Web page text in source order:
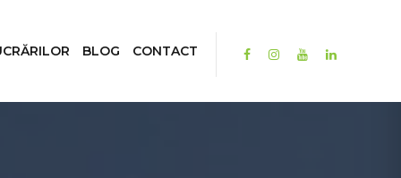
BLOG CONTACT